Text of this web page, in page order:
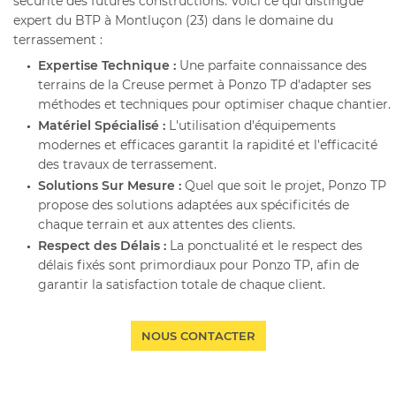
AVIS
CONTACT
RESTEZ
expert du BTP à Montluçon (23) dans le domaine du
terrassement :
Expertise Technique : Une parfaite connaissance des
terrains de la Creuse permet à Ponzo TP d'adapter ses
méthodes et techniques pour optimiser chaque chantier.
Matériel Spécialisé : L'utilisation d'équipements
modernes et efficaces garantit la rapidité et l'efficacité
des travaux de terrassement.
Solutions Sur Mesure : Quel que soit le projet, Ponzo TP
propose des solutions adaptées aux spécificités de
chaque terrain et aux attentes des clients.
Respect des Délais : La ponctualité et le respect des
délais fixés sont primordiaux pour Ponzo TP, afin de
garantir la satisfaction totale de chaque client.
NOUS CONTACTER